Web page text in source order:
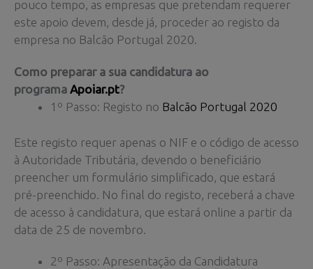
pouco tempo, as empresas que pretendam requerer
este apoio devem, desde já, proceder ao registo da
empresa no Balcão Portugal 2020.
Como preparar a sua candidatura ao
programa Apoiar.pt?
1º Passo: Registo no Balcão Portugal 2020
Este registo requer apenas o NIF e o código de acesso
à Autoridade Tributária, devendo o beneficiário
preencher um formulário simplificado, que estará
pré-preenchido. No final do registo, receberá a chave
de acesso à candidatura, que estará online a partir da
data de 25 de novembro.
2º Passo: Apresentação da Candidatura